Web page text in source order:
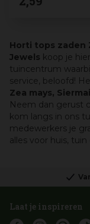
Horti tops zaden
Jewels koop je
tuincentrum
service, beloofd!
Zea mays,
Neem dan gerust
kom langs in ons
medewerkers je
alles voor huis, tuin
Laat je inspireren